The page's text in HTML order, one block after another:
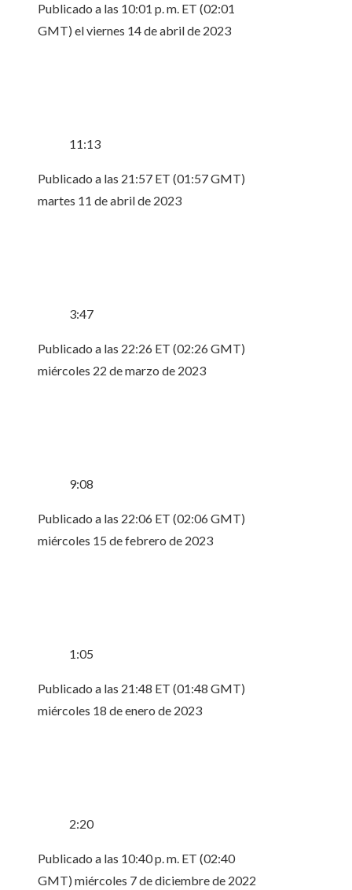
Publicado a las 10:01 p. m. ET (02:01
GMT) el viernes 14 de abril de 2023
11:13
Publicado a las 21:57 ET (01:57 GMT)
martes 11 de abril de 2023
3:47
Publicado a las 22:26 ET (02:26 GMT)
miércoles 22 de marzo de 2023
9:08
Publicado a las 22:06 ET (02:06 GMT)
miércoles 15 de febrero de 2023
1:05
Publicado a las 21:48 ET (01:48 GMT)
miércoles 18 de enero de 2023
2:20
Publicado a las 10:40 p. m. ET (02:40
GMT) miércoles 7 de diciembre de 2022